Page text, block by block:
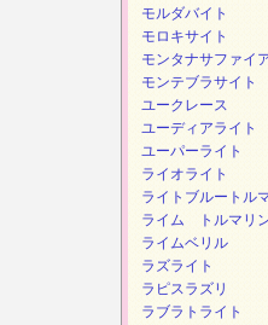
モルダバイト
モロキサイト
モンタナサファイ
モンテブラサイト
ユークレース
ユーディアライト
ユーパーライト
ライオライト
ライトブルートル
ライム トルマリ
ライムベリル
ラズライト
ラピスラズリ
ラブラトライト